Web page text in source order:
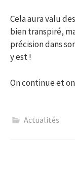
Cela aura valu
bien transpiré,
précision dans
y est !
On continue et
Actualités